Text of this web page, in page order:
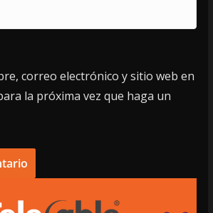
correo electrónico y sitio web en
la próxima vez que haga un